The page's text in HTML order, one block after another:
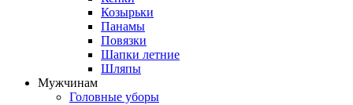
Козырьки
Панамы
Повязки
Шапки летние
Шляпы
Мужчинам
Головные уборы